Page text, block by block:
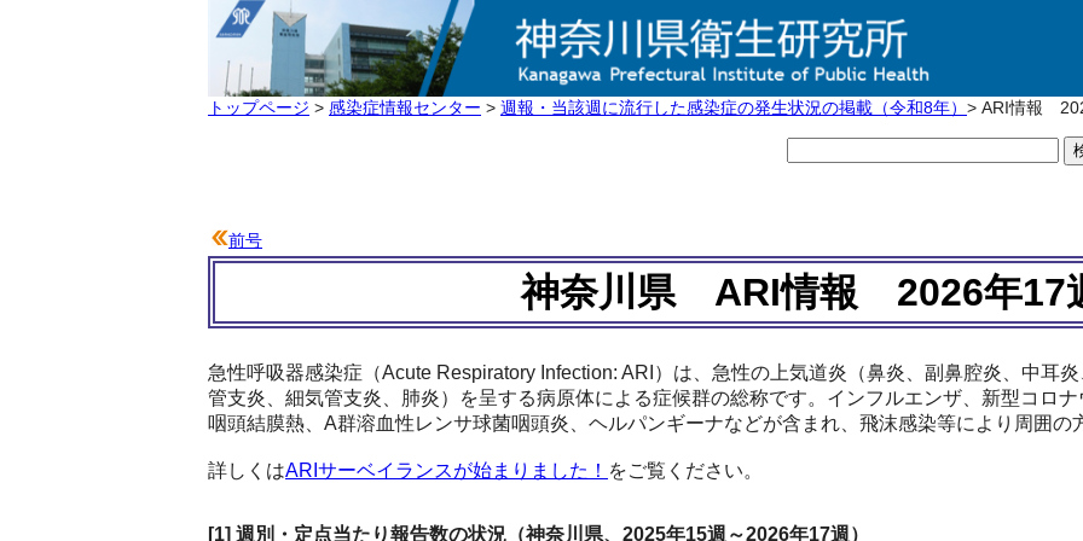
トップページ > 感染症情報センター > 週報・当該週に流行した感染症の発生状況の掲載（令和8年） > ARI情報
前号
神奈川県 ARI情報 2026年17
急性呼吸器感染症（Acute Respiratory Infection: ARI）は、急性の上気道炎（鼻炎、副鼻腔炎、中耳
管支炎、細気管支炎、肺炎）を呈する病原体による症候群の総称です。インフルエンザ、新型コロ
咽頭結膜熱、A群溶血性レンサ球菌咽頭炎、ヘルパンギーナなどが含まれ、飛沫感染等により周囲の
詳しくはARIサーベイランスが始まりました！ をご覧ください。
[1] 週別・定点当たり報告数の状況（神奈川県、2025年15週～2026年17週）